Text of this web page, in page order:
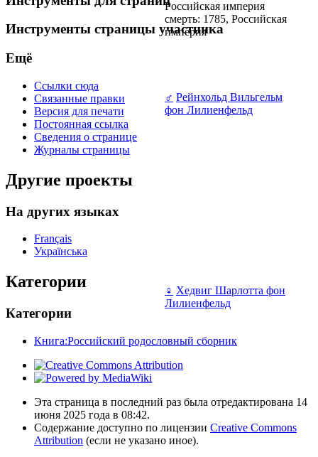
Российская империя
смерть: 1785, Российская
империя
♂ Рейнхольд Вильгельм
фон Лилиенфельд
♀ Хедвиг Шарлотта фон
Лилиенфельд
Инструменты страницы участника
Ещё
Ссылки сюда
Связанные правки
Версия для печати
Постоянная ссылка
Сведения о странице
Журналы страницы
Другие проекты
На других языках
Français
Українська
Категории
Категории
Книга:Российский родословный сборник
Эта страница в последний раз была отредактирована 14
июня 2025 года в 08:42.
Содержание доступно по лицензии Creative Commons
Attribution (если не указано иное).